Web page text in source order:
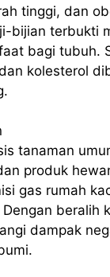
tinggi, dan
bijian terbukti
bagi tubuh.
kolesterol
tanaman
produk
gas rumah
beralih
dampak